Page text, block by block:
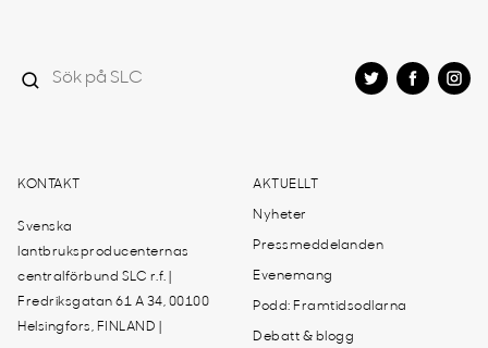
KONTAKT
Svenska
lantbruksproducenternas
centralförbund SLC r.f. |
Fredriksgatan 61 A 34, 00100
Helsingfors, FINLAND |
AKTUELLT
Nyheter
Pressmeddelanden
Evenemang
Podd: Framtidsodlarna
Debatt & blogg